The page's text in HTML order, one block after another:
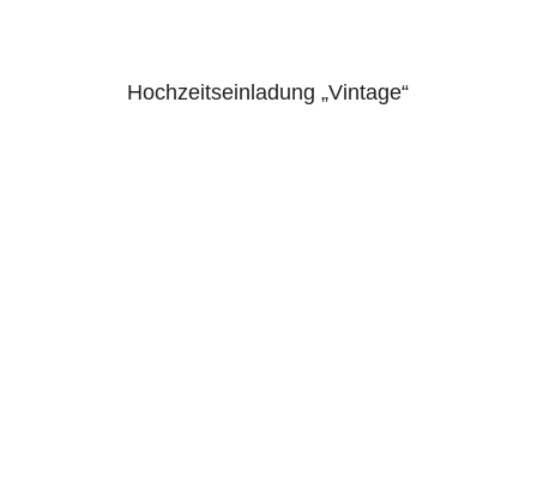
Hochzeitseinladung „Vintage“